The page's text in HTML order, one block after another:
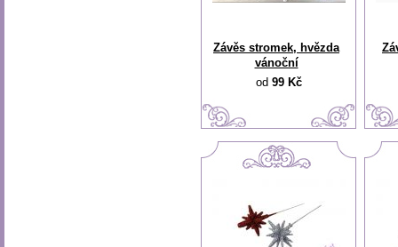
Závěs stromek, hvězda
vánoční
od 99 Kč